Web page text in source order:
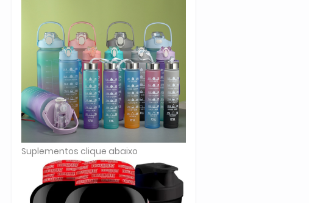
Suplementos clique abaixo